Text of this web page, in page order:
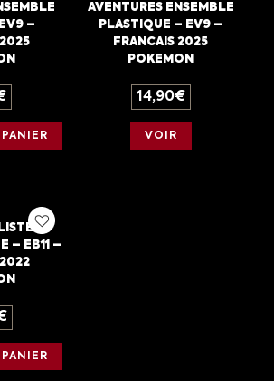
–
2025
AVENTURES ENSEMBLE
PLASTIQUE – EV9 –
FRANCAIS 2025
POKEMON
14,90€
VOIR
– EB11 –
2022